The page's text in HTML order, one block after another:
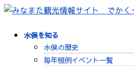
水俣を知る
水俣の歴史
毎年恒例イベント一覧